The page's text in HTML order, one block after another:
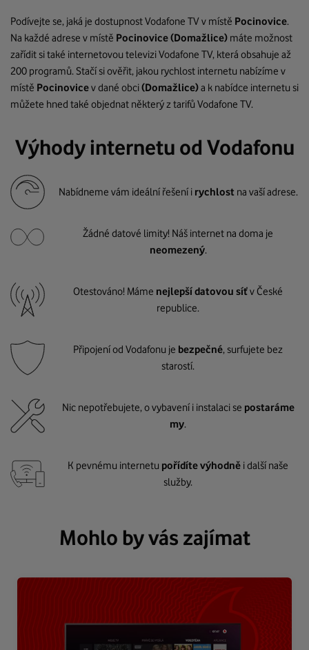
Podívejte se, jaká je dostupnost Vodafone TV v místě Pocinovice.
Na každé adrese v místě Pocinovice(Domažlice) máte možnost
zařídit si také internetovou televizi Vodafone TV, která obsahuje až
200 programů. Stačí si ověřit, jakou rychlost internetu nabízíme v
místě Pocinovicev dané obci(Domažlice)a k nabídce internetu si
můžete hned také objednat některý z tarifů Vodafone TV.
Výhody internetu od Vodafonu
Nabídneme vám ideální řešení i rychlost na vaší adrese.
Žádné datové limity! Náš internet na doma je
neomezený.
Otestováno! Máme nejlepší datovou síťv České
republice.
Připojení od Vodafonu je bezpečné, surfujete bez
starostí.
Nic nepotřebujete, o vybavení i instalaci se postaráme
my.
K pevnému internetu pořídíte výhodně i další naše
služby.
Mohlo by vás zajímat